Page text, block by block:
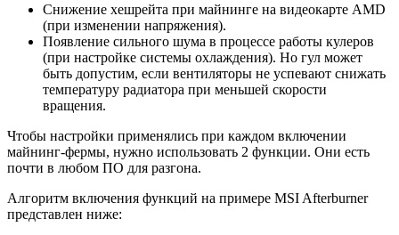
Снижение хешрейта при майнинге на видеокарте AMD
(при изменении напряжения).
Появление сильного шума в процессе работы кулеров
(при настройке системы охлаждения). Но гул может
быть допустим, если вентиляторы не успевают снижать
температуру радиатора при меньшей скорости
вращения.
Чтобы настройки применялись при каждом включении
майнинг-фермы, нужно использовать 2 функции. Они есть
почти в любом ПО для разгона.
Алгоритм включения функций на примере MSI Afterburner
представлен ниже: